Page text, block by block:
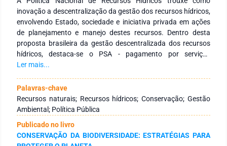
inovação a descentralização da gestão dos recursos hídricos,
envolvendo Estado, sociedade e iniciativa privada em ações
de planejamento e manejo destes recursos. Dentro desta
proposta brasileira da gestão descentralizada dos recursos
hídricos, destaca-se o PSA - pagamento por serviços
ambientais, como uma ferramenta que vem sendo utilizada
processo de gestão e conservação dos recursos hídricos. Um
exemplo exitoso de PSA é o Programa Produtor de Água,
idealizado em 2001 pela Agência Nacional de Águas (ANA),
cujo escopo é dar incentivo econômico aos produtores que
adotem práticas de conservação de solo e água em suas
propriedades rurais. O objetivo do presente trabalho foi
Ler mais...
Palavras-chave
Recursos naturais; Recursos hídricos; Conservação; Gestão
Ambiental; Política Pública
Publicado no livro
CONSERVAÇÃO DA BIODIVERSIDADE: ESTRATÉGIAS PARA